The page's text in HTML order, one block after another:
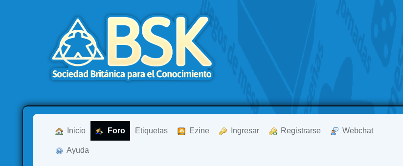
Inicio Foro Etiquetas Ezine Ingresar Registrarse Webchat
Ayuda